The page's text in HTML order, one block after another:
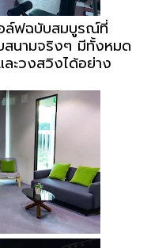
ล์ฟฉบับสมบูรณ์ที่
สนามจริงๆ มีทั้งหมด
ะวงสวิงได้อย่าง